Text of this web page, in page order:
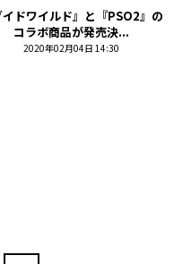
イドワイルド』と『PSO2』の
コラボ商品が発売決...
2020年02月04日 14:30